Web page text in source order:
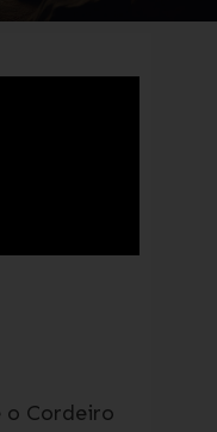
o Cordeiro